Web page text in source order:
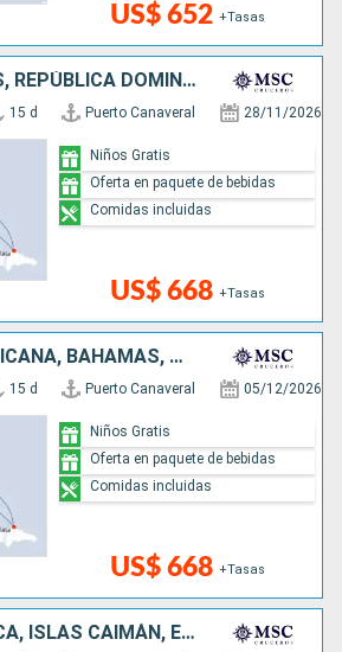
US$ 652 +Tasas
MÉXICO, BAHAMAS, REPÚBLICA DOMINICANA, ESTADOS UNIDOS
15 d Puerto Canaveral 28/11/2026
US$ 668 +Tasas
Niños Gratis
Oferta en paquete de bebidas
Comidas incluidas
REPÚBLICA DOMINICANA, BAHAMAS, MÉXICO, ESTADOS UNIDOS
15 d Puerto Canaveral 05/12/2026
US$ 668 +Tasas
Niños Gratis
Oferta en paquete de bebidas
Comidas incluidas
BAHAMAS, JAMAICA, ISLAS CAIMÁN, ESTADOS UNIDOS